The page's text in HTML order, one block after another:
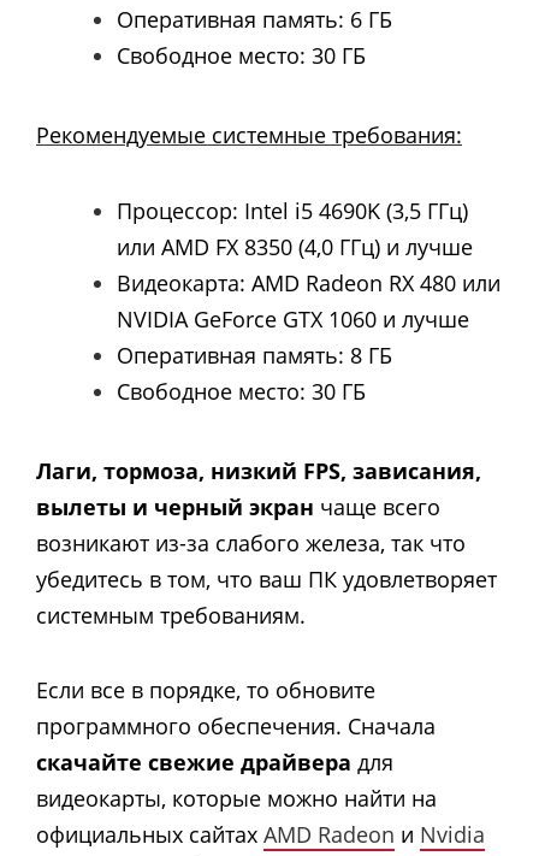
Оперативная память: 6 ГБ
Свободное место: 30 ГБ
Рекомендуемые системные требования:
Процессор: Intel i5 4690K (3,5 ГГц)
или AMD FX 8350 (4,0 ГГц) и лучше
Видеокарта: AMD Radeon RX 480 или
NVIDIA GeForce GTX 1060 и лучше
Оперативная память: 8 ГБ
Свободное место: 30 ГБ
Лаги, тормоза, низкий FPS, зависания,
вылеты и черный экран чаще всего
возникают из-за слабого железа, так что
убедитесь в том, что ваш ПК удовлетворяет
системным требованиям.
Если все в порядке, то обновите
программного обеспечения. Сначала
скачайте свежие драйвера для
видеокарты, которые можно найти на
официальных сайтах AMD Radeon и Nvidia